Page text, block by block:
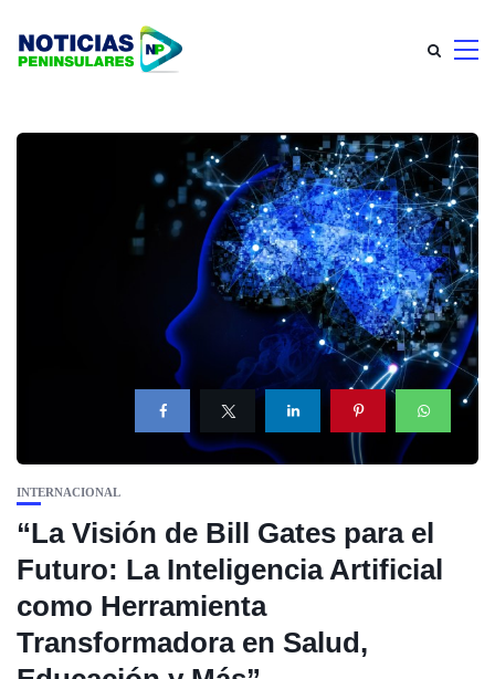
INTERNACIONAL
“La Visión de Bill Gates para el
Futuro: La Inteligencia Artificial
como Herramienta
Transformadora en Salud,